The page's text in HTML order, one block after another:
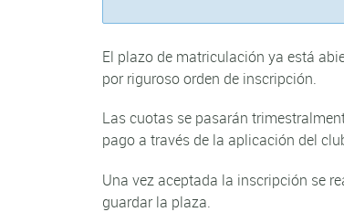
El plazo de matriculación ya está
por riguroso orden de inscripción.
Las cuotas se pasarán
pago a través de la aplicación del
Una vez aceptada la inscripción se
guardar la plaza.